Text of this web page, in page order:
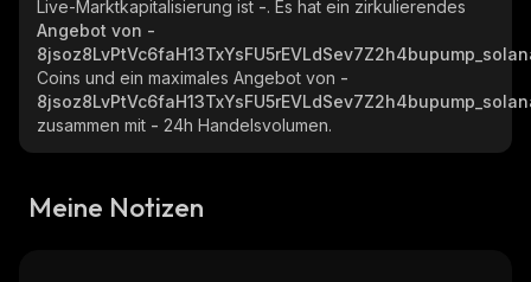
Live-Marktkapitalisierung ist -. Es hat ein zirkulierendes
Angebot von -
Coins und ein maximales Angebot von -
zusammen mit - 24h Handelsvolumen.
Meine Notizen